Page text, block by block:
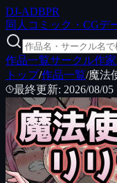
DJ-ADBPR
同人コミック・CGデ
作品一覧サークル作家
トップ/作品一覧/魔法
最終更新: 2026/08/05